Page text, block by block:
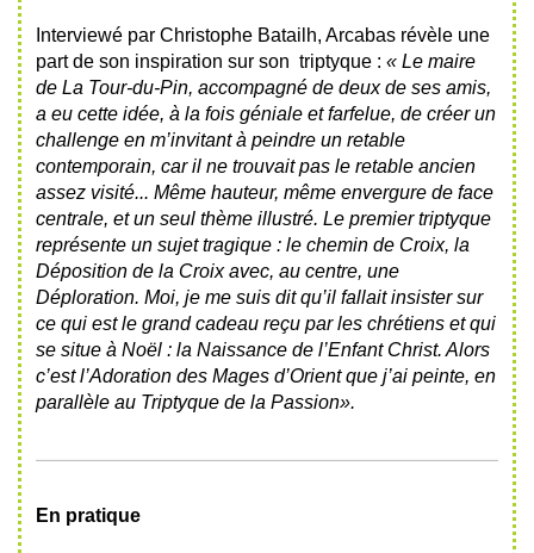
Interviewé par Christophe Batailh, Arcabas révèle une
part de son inspiration sur son triptyque : « Le maire
de La Tour-du-Pin, accompagné de deux de ses amis,
a eu cette idée, à la fois géniale et farfelue, de créer un
challenge en m’invitant à peindre un retable
contemporain, car il ne trouvait pas le retable ancien
assez visité... Même hauteur, même envergure de face
centrale, et un seul thème illustré. Le premier triptyque
représente un sujet tragique : le chemin de Croix, la
Déposition de la Croix avec, au centre, une
Déploration. Moi, je me suis dit qu’il fallait insister sur
ce qui est le grand cadeau reçu par les chrétiens et qui
se situe à Noël : la Naissance de l’Enfant Christ. Alors
c’est l’Adoration des Mages d’Orient que j’ai peinte, en
parallèle au Triptyque de la Passion».
En pratique